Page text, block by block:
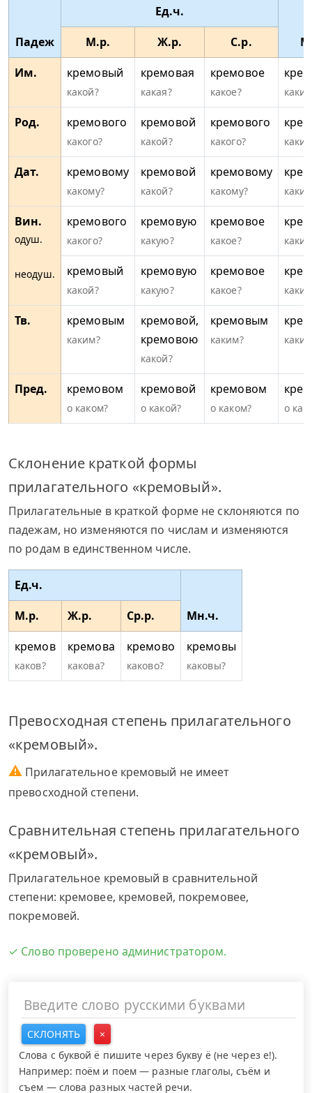
Падеж
Ед.ч.
М.р. Ж.р.
С.р.
Им.
кремовый
какой?
кремовая
какая?
кремовое
какое?
Род. кремового
какого?
кремовой
какой?
кремового
какого?
Дат. кремовому
какому?
кремовой
какой?
кремовому
какому?
Вин.
одуш.
неодуш.
кремового
какого?
кремовую
какую?
кремовое
какое?
кремовый
какой?
кремовую
какую?
кремовое
какое?
Тв. кремовым
каким?
кремовой,
кремовою
какой?
кремовым
каким?
Пред. кремовом
о каком?
кремовой
о какой?
кремовом
о каком? о
Склонение краткой формы
прилагательного «кремовый».
Прилагательные в краткой форме не склоняются по
падежам, но изменяются по числам и изменяются
по родам в единственном числе.
Ед.ч.
Мн.ч.
М.р. Ж.р.
Ср.р.
кремов
каков?
кремова
какова?
кремово
каково?
кремовы
каковы?
Превосходная степень прилагательного
«кремовый».
⚠ Прилагательное кремовый не имеет
превосходной степени.
Сравнительная степень прилагательного
«кремовый».
Прилагательное кремовый в сравнительной
степени: кремовее, кремовей, покремовее,
покремовей.
✓ Слово проверено администратором.
СКЛОНЯТЬ
×
Слова с буквой ё пишите через букву ё (не через е!).
Например: поём и поем — разные глаголы, съём и
съем — слова разных частей речи.